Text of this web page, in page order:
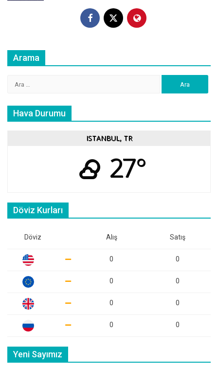
Arama
Hava Durumu
ISTANBUL, TR
27°
Döviz Kurları
Döviz Alış Satış
0 0
0 0
0 0
0 0
Yeni Sayımız